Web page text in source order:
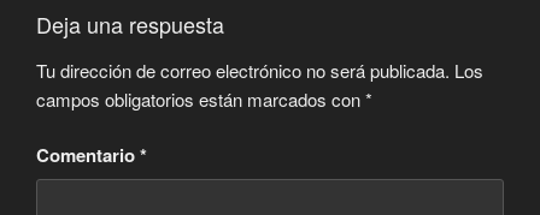
Deja una respuesta
Tu dirección de correo electrónico no será publicada. Los
campos obligatorios están marcados con*
Comentario*